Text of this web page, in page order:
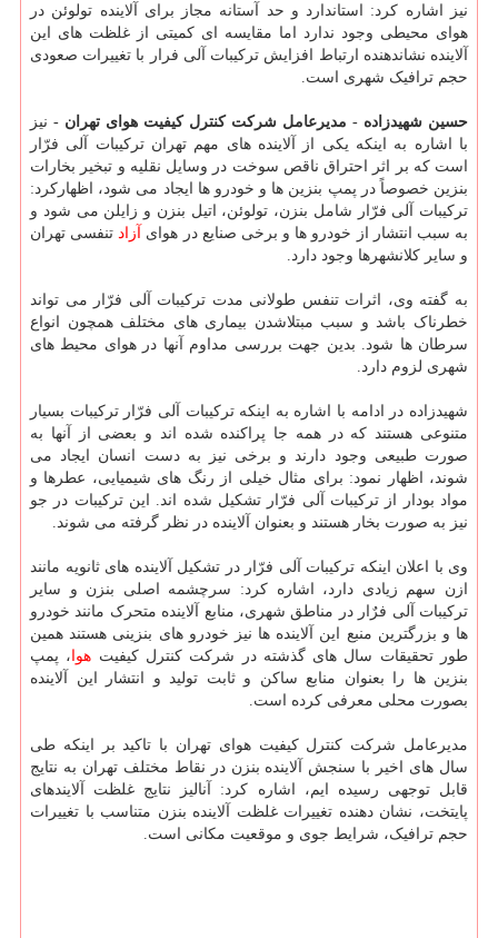
نیز اشاره کرد: استاندارد و حد آستانه مجاز برای آلاینده تولوئن در
هوای محیطی وجود ندارد اما مقایسه ای کمیتی از غلظت های این
آلاینده نشاندهنده ارتباط افزایش ترکیبات آلی فرار با تغییرات صعودی
حجم ترافیک شهری است.
حسین شهیدزاده - مدیرعامل شرکت کنترل کیفیت هوای تهران - نیز
با اشاره به اینکه یکی از آلاینده های مهم تهران ترکیبات آلی فرّار
است که بر اثر احتراق ناقص سوخت در وسایل نقلیه و تبخیر بخارات
بنزین خصوصاً در پمپ بنزین ها و خودرو ها ایجاد می شود، اظهارکرد:
ترکیبات آلی فرّار شامل بنزن، تولوئن، اتیل بنزن و زایلن می شود و
به سبب انتشار از خودرو ها و برخی صنایع در هوای آزاد تنفسی تهران
و سایر کلانشهرها وجود دارد.
به گفته وی، اثرات تنفس طولانی مدت ترکیبات آلی فرّار می تواند
خطرناک باشد و سبب مبتلاشدن بیماری های مختلف همچون انواع
سرطان ها شود. بدین جهت بررسی مداوم آنها در هوای محیط های
شهری لزوم دارد.
شهیدزاده در ادامه با اشاره به اینکه ترکیبات آلی فرّار ترکیبات بسیار
متنوعی هستند که در همه جا پراکنده شده اند و بعضی از آنها به
صورت طبیعی وجود دارند و برخی نیز به دست انسان ایجاد می
شوند، اظهار نمود: برای مثال خیلی از رنگ های شیمیایی، عطرها و
مواد بودار از ترکیبات آلی فرّار تشکیل شده اند. این ترکیبات در جو
نیز به صورت بخار هستند و بعنوان آلاینده در نظر گرفته می شوند.
وی با اعلان اینکه ترکیبات آلی فرّار در تشکیل آلاینده های ثانویه مانند
ازن سهم زیادی دارد، اشاره کرد: سرچشمه اصلی بنزن و سایر
ترکیبات آلی فرٌار در مناطق شهری، منابع آلاینده متحرک مانند خودرو
ها و بزرگترین منبع این آلاینده ها نیز خودرو های بنزینی هستند همین
طور تحقیقات سال های گذشته در شرکت کنترل کیفیت هوا، پمپ
بنزین ها را بعنوان منابع ساکن و ثابت تولید و انتشار این آلاینده
بصورت محلی معرفی کرده است.
مدیرعامل شرکت کنترل کیفیت هوای تهران با تاکید بر اینکه طی
سال های اخیر با سنجش آلاینده بنزن در نقاط مختلف تهران به نتایج
قابل توجهی رسیده ایم، اشاره کرد: آنالیز نتایج غلظت آلایندهای
پایتخت، نشان دهنده تغییرات غلظت آلاینده بنزن متناسب با تغییرات
حجم ترافیک، شرایط جوی و موقعیت مکانی است.